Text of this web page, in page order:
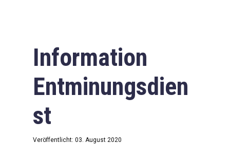
Information
Entminungsdien
st
Veröffentlicht: 03. August 2020